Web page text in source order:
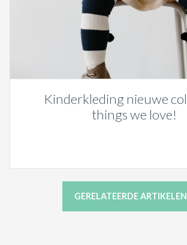
Kinderkleding nieuwe
things we love!
GERELATEERDE ARTIKELEN